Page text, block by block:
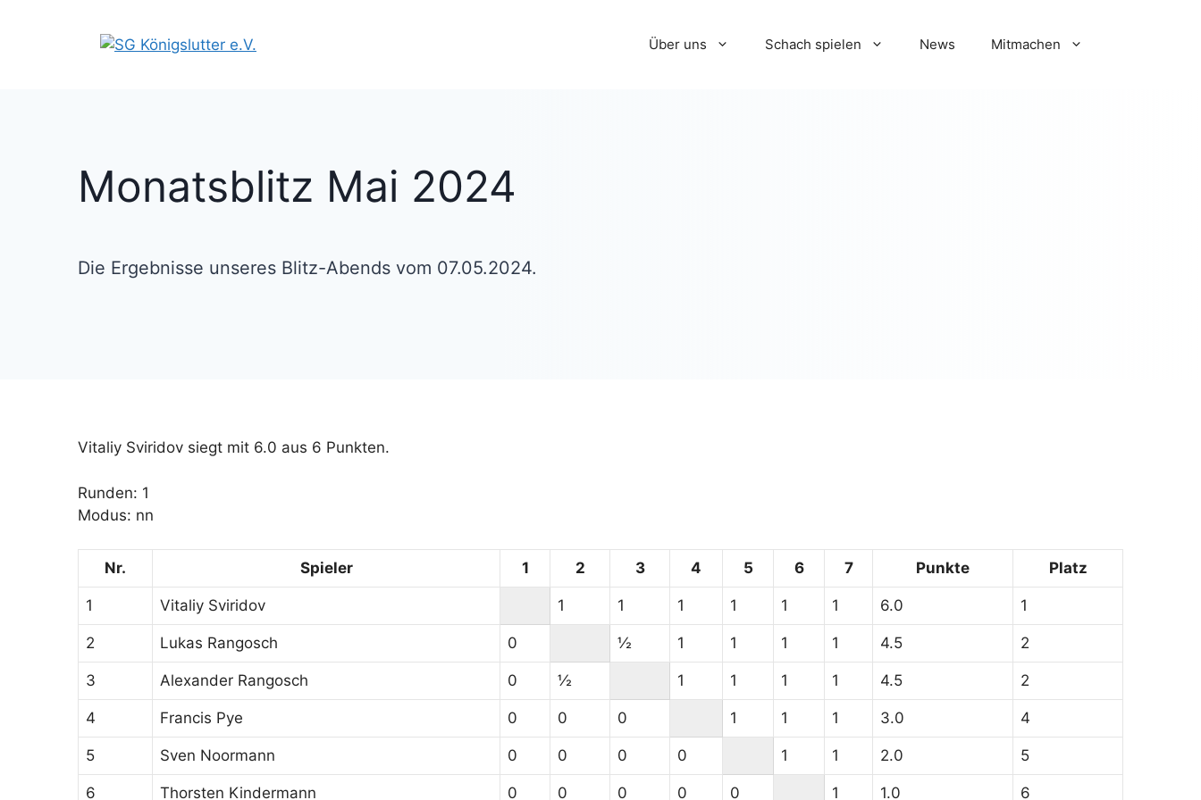
Über uns Schach spielen News Mitmachen
Monatsblitz Mai 2024
Die Ergebnisse unseres Blitz-Abends vom 07.05.2024.
Vitaliy Sviridov siegt mit 6.0 aus 6 Punkten.
Runden: 1
Modus: nn
Nr. Spieler 1 2 3 4 5 6 7 Punkte Platz
1 Vitaliy Sviridov 1 1 1 1 1 1 6.0 1
2 Lukas Rangosch 0 ½ 1 1 1 1 4.5 2
3 Alexander Rangosch 0 ½ 1 1 1 1 4.5 2
4 Francis Pye 0 0 0 1 1 1 3.0 4
5 Sven Noormann 0 0 0 0 1 1 2.0 5
6 Thorsten Kindermann 0 0 0 0 0 1 1.0 6